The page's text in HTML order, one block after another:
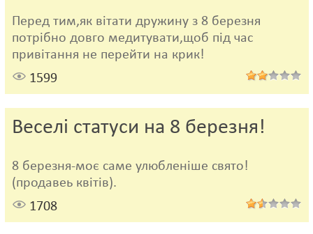
Перед тим,як вітати дружину з 8 березня
потрібно довго медитувати,щоб під час
привітання не перейти на крик!
1599
Веселі статуси на 8 березня!
8 березня-моє саме улюбленіше свято!
(продавеь квітів).
1708